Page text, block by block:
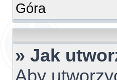
Góra
» Jak
Aby